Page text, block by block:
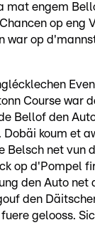
mat engem
op eng
war op
Course war
Bellof den
koum et
Belsch net vun
op d'Pompel
den Auto net
den
gelooss.